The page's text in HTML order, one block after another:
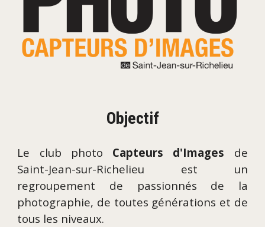
Objectif
Le club photo Capteurs d'Images de
Saint-Jean-sur-Richelieu est un
regroupement de passionnés de la
photographie, de toutes générations et de
tous les niveaux.